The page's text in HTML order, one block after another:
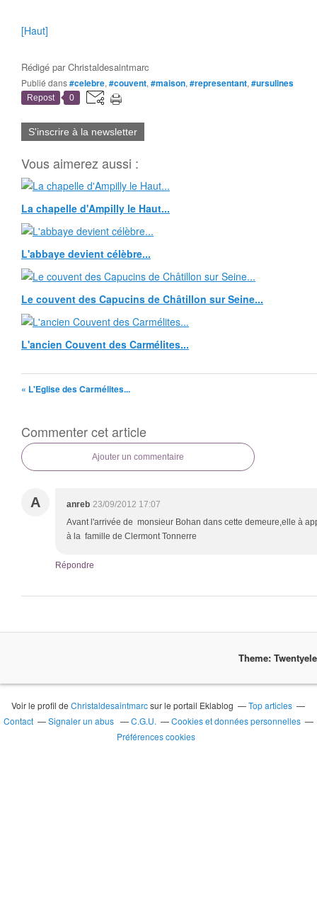
[Haut]
Rédigé parChristaldesaintmarc
Publié dans#celebre, #couvent, #maison, #representant, #ursulines
Repost 0
S'inscrire à la newsletter
Vous aimerez aussi :
La chapelle d'Ampilly le Haut...
L'abbaye devient célèbre...
Le couvent des Capucins de Châtillon sur Seine...
L'ancien Couvent des Carmélites...
« L'Eglise des Carmélites...
Commenter cet article
Ajouter un commentaire
A anreb 23/09/2012 17:07
Avant l'arrivée de monsieur Bohan dans cette demeure,elle à
à la famille de Clermont Tonnerre
Répondre
Theme:
Voir le profil deChristaldesaintmarcsur le portail Eklablog
Top articles
Contact
Signaler un abus C.G.U.
Cookies et données personnelles
Préférences cookies